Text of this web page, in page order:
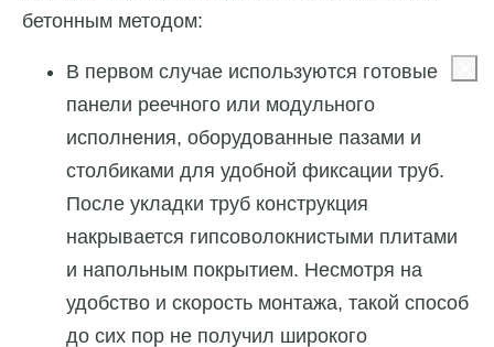
бетонным методом:
В первом случае используются готовые
панели реечного или модульного
исполнения, оборудованные пазами и
столбиками для удобной фиксации труб.
После укладки труб конструкция
накрывается гипсоволокнистыми плитами
и напольным покрытием. Несмотря на
удобство и скорость монтажа, такой способ
до сих пор не получил широкого